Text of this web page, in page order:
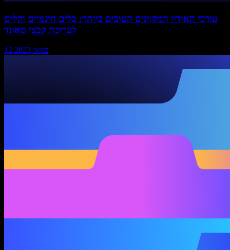
עורכי האודיו המקוונים הטובים ביותר: כלים חינמיים וקלים
לעריכת קבצי סאונד
12 במאי 2023